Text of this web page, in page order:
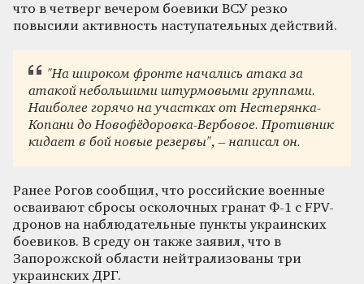
что в четверг вечером боевики ВСУ резко
повысили активность наступательных действий.
"На широком фронте начались атака за
атакой небольшими штурмовыми группами.
Наиболее горячо на участках от Нестерянка-
Копани до Новофёдоровка-Вербовое. Противник
кидает в бой новые резервы", – написал он.
Ранее Рогов сообщил, что российские военные
осваивают сбросы осколочных гранат Ф-1 с FPV-
дронов на наблюдательные пункты украинских
боевиков. В среду он также заявил, что в
Запорожской области нейтрализованы три
украинских ДРГ.